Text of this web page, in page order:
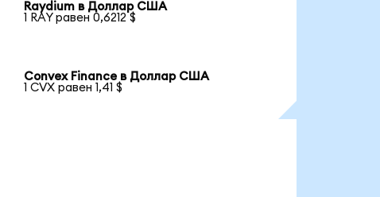
Raydium в Доллар США
1 RAY равен 0,6212 $
Convex Finance в Доллар США
1 CVX равен 1,41 $